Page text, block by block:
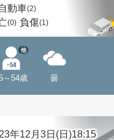
動車(2)
(0) 負傷(1)
～54歳
他
曇
年12月3日(日)18:15